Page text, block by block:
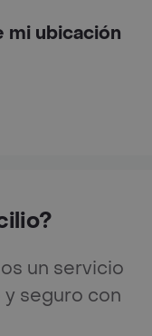
mi ubicación
un servicio
seguro con